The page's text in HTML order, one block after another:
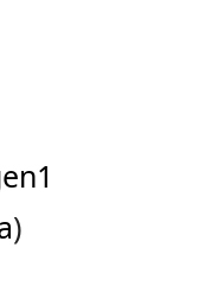
)